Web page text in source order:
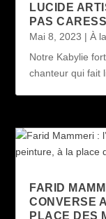
LUCIDE
PAS
Mai 8, 2023 |À
Notre Kabylie
chanteur qui fait
FARID
CONVERSE
PLACE DES